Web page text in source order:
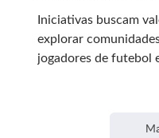
Iniciativas buscam
explorar
jogadores de futebol